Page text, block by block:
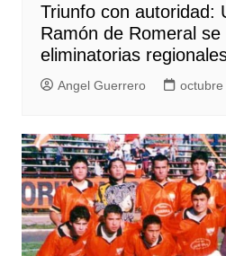
Triunfo con autoridad:
Ramón de Romeral
eliminatorias
Angel Guerrero octubre